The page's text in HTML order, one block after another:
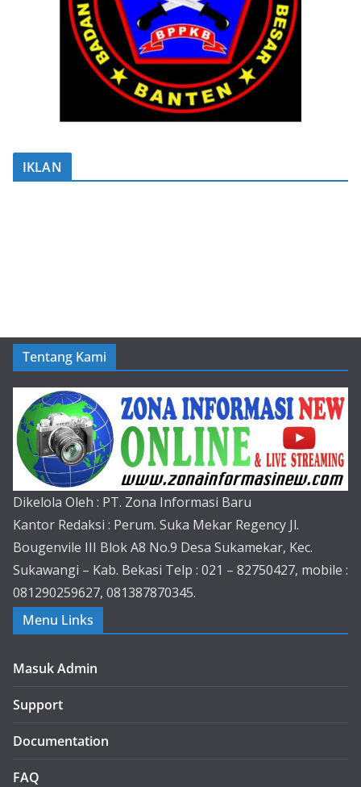
IKLAN
Tentang Kami
Dikelola Oleh : PT. Zona Informasi Baru
Kantor Redaksi : Perum. Suka Mekar Regency Jl.
Bougenvile III Blok A8 No.9 Desa Sukamekar, Kec.
Sukawangi – Kab. Bekasi Telp : 021 – 82750427, mobile :
081290259627, 081387870345.
Menu Links
Masuk Admin
Support
Documentation
FAQ